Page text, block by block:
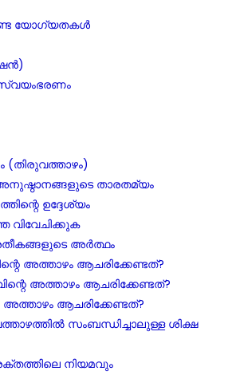
യോഗ്യതകൾ
(തിരുവത്താഴം)
അനുഷ്ഠാനങ്ങളുടെ താരതമ്യം
ഉദ്ദേശ്യം
വിവേചിക്കുക
അർത്ഥം
അത്താഴം ആചരിക്കേണ്ടത്?
അത്താഴം ആചരിക്കേണ്ടത്?
ആചരിക്കേണ്ടത്?
സംബന്ധിച്ചാലുള്ള ശിക്ഷ
നിയമവും